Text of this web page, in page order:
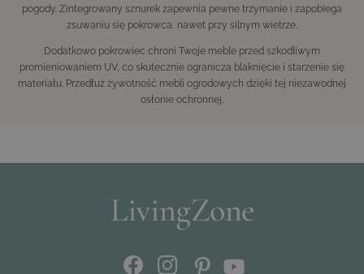
pogody. Zintegrowany sznurek zapewnia pewne trzymanie i zapobiega
zsuwaniu się pokrowca, nawet przy silnym wietrze.
Dodatkowo pokrowiec chroni Twoje meble przed szkodliwym
promieniowaniem UV, co skutecznie ogranicza blaknięcie i starzenie się
materiału. Przedłuż żywotność mebli ogrodowych dzięki tej niezawodnej
osłonie ochronnej.